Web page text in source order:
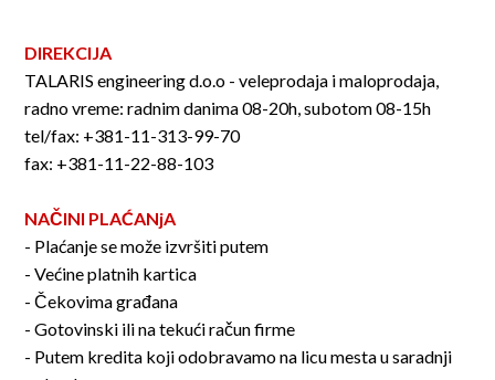
DIREKCIJA
TALARIS engineering d.o.o - veleprodaja i maloprodaja,
radno vreme: radnim danima 08-20h, subotom 08-15h
tel/fax: +381-11-313-99-70
fax: +381-11-22-88-103
NAČINI PLAĆANjA
- Plaćanje se može izvršiti putem
- Većine platnih kartica
- Čekovima građana
- Gotovinski ili na tekući račun firme
- Putem kredita koji odobravamo na licu mesta u saradnji